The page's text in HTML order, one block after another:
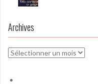
Archives
Archives